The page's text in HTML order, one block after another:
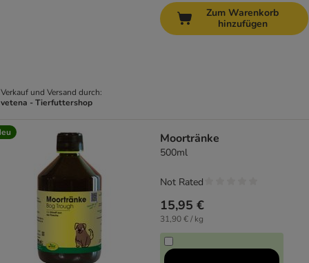
Verkauf und Versand durch:
vetena - Tierfuttershop
Zum Warenkorb
hinzufügen
Moortränke
500ml
15,95 €
31,90 € / kg
Not Rated